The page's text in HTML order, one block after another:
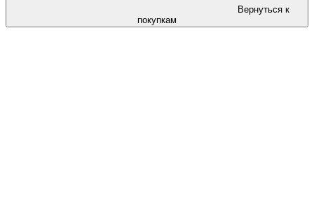
Вернуться к
покупкам